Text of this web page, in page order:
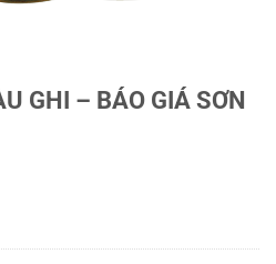
GHI – BÁO GIÁ SƠN